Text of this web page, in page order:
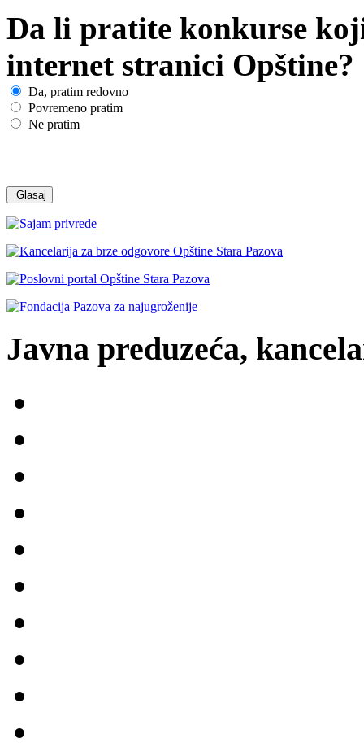
Da li pratite konkurse
internet stranici Opštine?
Da, pratim redovno
Povremeno pratim
Ne pratim
Javna preduzeća,